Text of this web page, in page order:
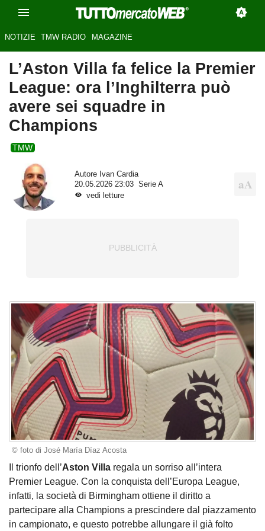
NOTIZIE TMW RADIO MAGAZINE
L’Aston Villa fa felice la Premier
League: ora l’Inghilterra può
avere sei squadre in
Champions
TMW
Autore Ivan Cardia
20.05.2026 23:03
Serie A
vedi letture
© foto di José María Díaz Acosta
Il trionfo dell’Aston Villa regala un sorriso all’intera
Premier League. Con la conquista dell’Europa League,
infatti, la società di Birmingham ottiene il diritto a
partecipare alla Champions a prescindere dal piazzamento
in campionato, e questo potrebbe allungare il già folto